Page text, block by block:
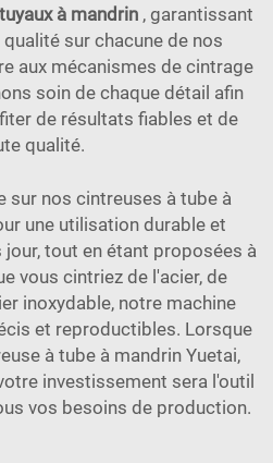
à mandrin , garantissant
sur chacune de nos
aux mécanismes de cintrage
soin de chaque détail afin
de résultats fiables et de
qualité.
sur nos cintreuses à tube à
une utilisation durable et
tout en étant proposées à
vous cintriez de l'acier, de
inoxydable, notre machine
et reproductibles. Lorsque
à tube à mandrin Yuetai,
investissement sera l'outil
vos besoins de production.